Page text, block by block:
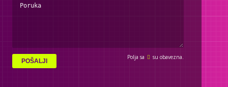
Polja sa su obavezna.
POŠALJI